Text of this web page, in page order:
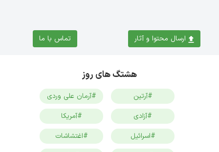
ارسال محتوا و آثار تماس با ما
هشتگ های روز
#آرتین
#آرمان علی وردی
#آزادی
#آمریکا
#اسرائیل
#اغتشاشات